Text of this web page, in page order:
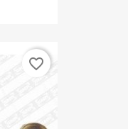
favorite_border